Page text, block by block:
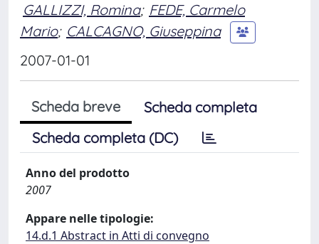
GALLIZZI, Romina; FEDE, Carmelo
Mario; CALCAGNO, Giuseppina
2007-01-01
Scheda breve
Scheda completa
Scheda completa (DC)
Anno del prodotto
2007
Appare nelle tipologie:
14.d.1 Abstract in Atti di convegno